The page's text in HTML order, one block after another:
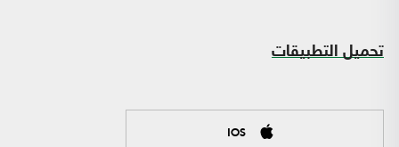
تحميل التطبيقات
IOS